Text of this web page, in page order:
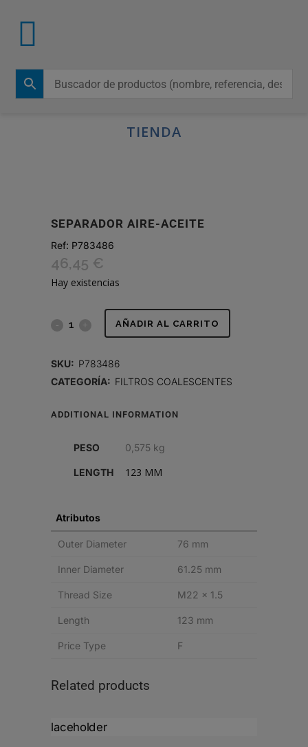
TIENDA
SEPARADOR AIRE-ACEITE
Ref: P783486
46,45 €
Hay existencias
SEPARADOR AÑADIR AL CARRITO
SKU: P783486
CATEGORÍA: FILTROS COALESCENTES
ADDITIONAL INFORMATION
PESO 0,575 kg
LENGTH 123 MM
Atributos
Outer Diameter 76 mm
Inner Diameter 61.25 mm
Thread Size M22 x 1.5
Length 123 mm
Price Type F
Related products